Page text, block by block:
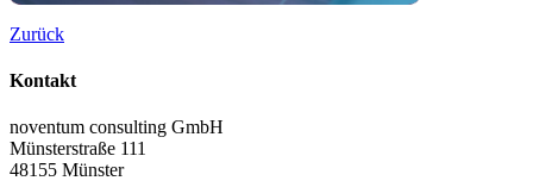
Zurück
Kontakt
noventum consulting GmbH
Münsterstraße 111
48155 Münster